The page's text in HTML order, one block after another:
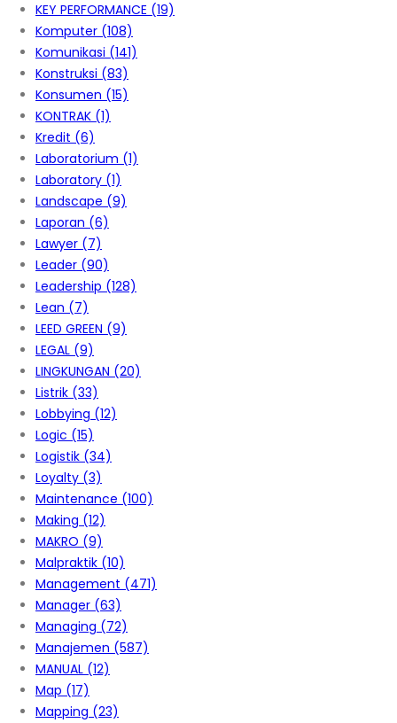
KEY PERFORMANCE (19)
Komputer (108)
Komunikasi (141)
Konstruksi (83)
Konsumen (15)
KONTRAK (1)
Kredit (6)
Laboratorium (1)
Laboratory (1)
Landscape (9)
Laporan (6)
Lawyer (7)
Leader (90)
Leadership (128)
Lean (7)
LEED GREEN (9)
LEGAL (9)
LINGKUNGAN (20)
Listrik (33)
Lobbying (12)
Logic (15)
Logistik (34)
Loyalty (3)
Maintenance (100)
Making (12)
MAKRO (9)
Malpraktik (10)
Management (471)
Manager (63)
Managing (72)
Manajemen (587)
MANUAL (12)
Map (17)
Mapping (23)